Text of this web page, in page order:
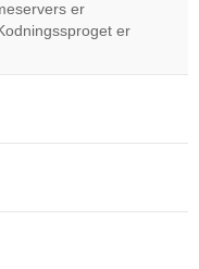
Do you
own this
OK
er
er